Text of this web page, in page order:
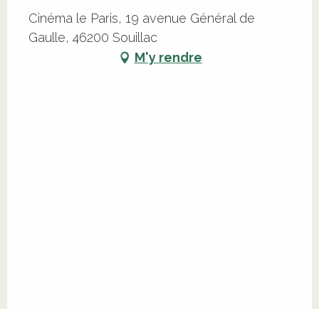
Cinéma le Paris, 19 avenue Général de
Gaulle, 46200 Souillac
M'y rendre